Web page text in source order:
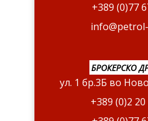
+389 (0)77
БРОКЕРСКО
ул. 1 бр.3Б во
+389 (0)2